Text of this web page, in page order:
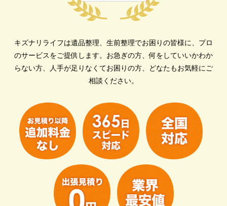
キズナリライフは遺品整理、生前整理でお困りの皆様に、プロ
のサービスをご提供します。 お急ぎの方、何をしていいかわか
らない方、人手が足りなくてお困りの方、どなたもお気軽にご
相談ください。